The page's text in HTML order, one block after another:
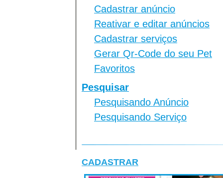
Cadastrar anúncio
Reativar e editar anúncios
Cadastrar serviços
Gerar Qr-Code do seu Pet
Favoritos
Pesquisar
Pesquisando Anúncio
Pesquisando Serviço
CADASTRAR